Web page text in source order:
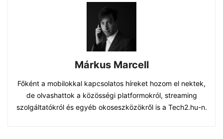
Márkus Marcell
Főként a mobilokkal kapcsolatos híreket hozom el nektek,
de olvashattok a közösségi platformokról, streaming
szolgáltatókról és egyéb okoseszközökről is a Tech2.hu-n.